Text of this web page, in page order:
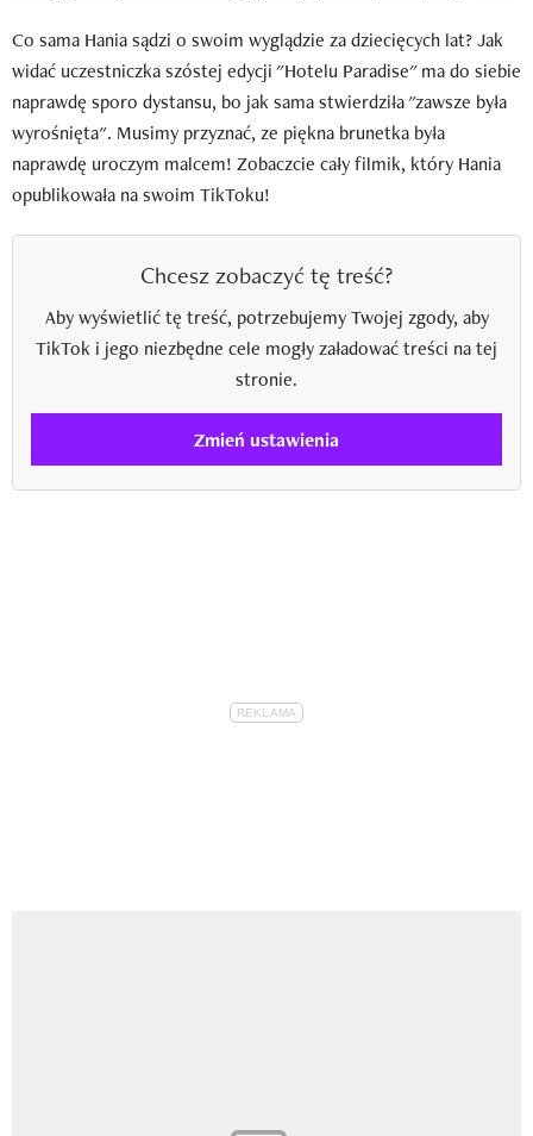
Co sama Hania sądzi o swoim wyglądzie za dziecięcych lat? Jak
widać uczestniczka szóstej edycji "Hotelu Paradise" ma do siebie
naprawdę sporo dystansu, bo jak sama stwierdziła "zawsze była
wyrośnięta". Musimy przyznać, ze piękna brunetka była
naprawdę uroczym malcem! Zobaczcie cały filmik, który Hania
opublikowała na swoim TikToku!
Chcesz zobaczyć tę treść?
Aby wyświetlić tę treść, potrzebujemy Twojej zgody, aby
TikTok i jego niezbędne cele mogły załadować treści na tej
stronie.
Zmień ustawienia